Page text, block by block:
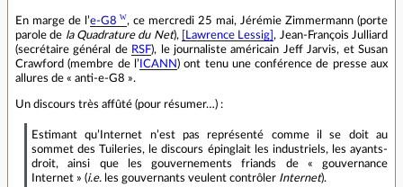
En marge de l’e‐G8
, ce mercredi 25 mai, Jérémie Zimmermann (porte
parole de la Quadrature du Net), [Lawrence Lessig] , Jean‐François Julliard
(secrétaire général de RSF), le journaliste américain Jeff Jarvis, et Susan
Crawford (membre de l’ ICANN) ont tenu une conférence de presse aux
allures de « anti‐e‐G8 ».
Un discours très affûté (pour résumer…) :
Estimant qu’Internet n’est pas représenté comme il se doit au
sommet des Tuileries, le discours épinglait les industriels, les ayants‐
droit, ainsi que les gouvernements friands de « gouvernance
Internet » (i.e. les gouvernants veulent contrôler Internet).